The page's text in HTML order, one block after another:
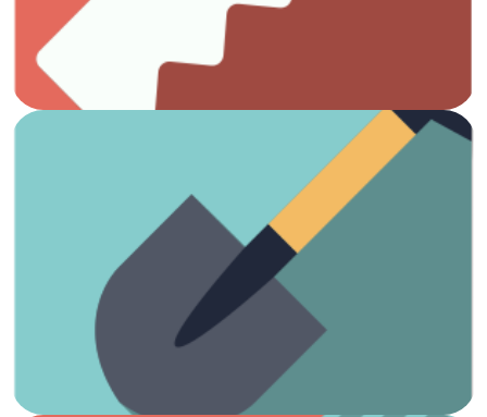
Carpintería
Jardinería
¡Es hora de arreglar el jardín!
Ver artículos